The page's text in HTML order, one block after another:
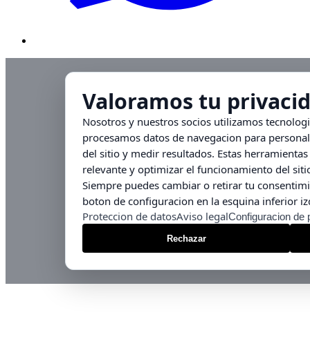
Valoramos tu
Nosotros y nuestros socios utilizamos
procesamos datos de navegacion para
del sitio y medir resultados. Estas
relevante y optimizar el funcionamiento del
Siempre puedes cambiar o retirar tu
boton de configuracion en la esquina inferior
Proteccion de datosAviso legalConfiguracion de
Rechazar